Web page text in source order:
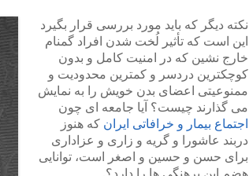
نکته دیگر که باید مورد بررسی قرار بگیرد
این است که تأثیر لُخت شدن افراد گمنام
خارج نشین که در امنیت کامل و بدون
کوچکترین دردسر و کمترین محدودیت و
ممنوعیتی اعضای بدن خویش را به نمایش
می گذارند چیست؟ آیا جامعه ای چون
اجتماع بیمار و خرافاتی ایران که هنوز
دربند عاشورا و گریه و زاری و عزاداری
برای حسن و حسین و اصغر است، توانایی
هضم این برهنگی ها را دارد؟.